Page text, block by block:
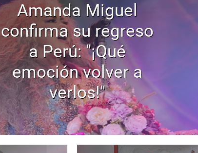
Amanda Miguel
confirma su regreso
a Perú: "¡Qué
emoción volver a
verlos!"